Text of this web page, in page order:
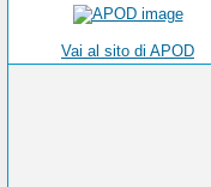
Vai al sito di APOD